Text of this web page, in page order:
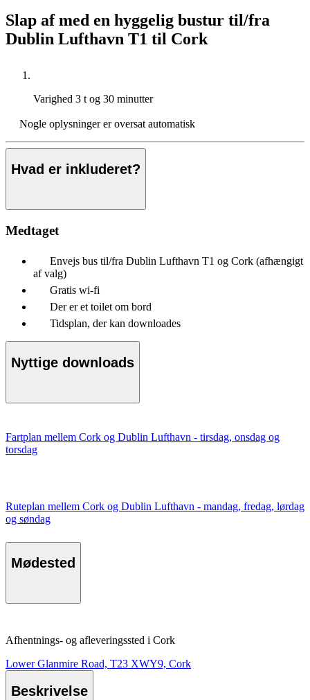
Slap af med en hyggelig bustur til/fra
Dublin Lufthavn T1 til Cork
Varighed 3 t og 30 minutter
Nogle oplysninger er oversat automatisk
Hvad er inkluderet?
Medtaget
Envejs bus til/fra Dublin Lufthavn T1 og Cork (afhængigt
af valg)
Gratis wi-fi
Der er et toilet om bord
Tidsplan, der kan downloades
Nyttige downloads
Fartplan mellem Cork og Dublin Lufthavn - tirsdag, onsdag og
torsdag
Ruteplan mellem Cork og Dublin Lufthavn - mandag, fredag, lørdag
og søndag
Mødested
Afhentnings- og afleveringssted i Cork
Lower Glanmire Road, T23 XWY9, Cork
Beskrivelse